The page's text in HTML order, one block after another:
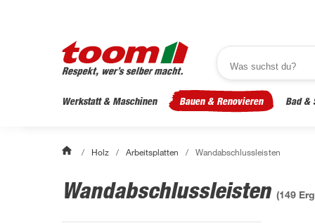
Werkstatt & Maschinen Bauen & Renovieren Bad &
/ Holz / Arbeitsplatten / Wandabschlussleisten
Wandabschlussleisten (149